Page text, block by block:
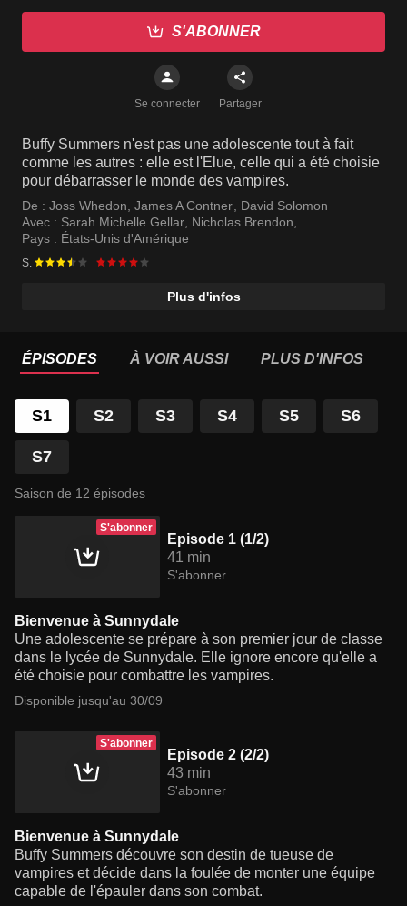
S'ABONNER
Se connecter Partager
Buffy Summers n'est pas une adolescente tout à fait
comme les autres : elle est l'Elue, celle qui a été choisie
pour débarrasser le monde des vampires.
De : Joss Whedon James A Contner
David Solomon
Avec : Sarah Michelle Gellar Nicholas Brendon
Alyson Hannigan
Pays : États-Unis d'Amérique
S.
Plus d'infos
ÉPISODES À VOIR AUSSI PLUS D'INFOS
S1 S2 S3 S4 S5 S6
S7
Saison de 12 épisodes
S'abonner
Episode 1 (1/2)
41 min
S'abonner
Bienvenue à Sunnydale
Une adolescente se prépare à son premier jour de classe
dans le lycée de Sunnydale. Elle ignore encore qu'elle a
été choisie pour combattre les vampires.
Disponible jusqu'au 30/09
S'abonner
Episode 2 (2/2)
43 min
S'abonner
Bienvenue à Sunnydale
Buffy Summers découvre son destin de tueuse de
vampires et décide dans la foulée de monter une équipe
capable de l'épauler dans son combat.